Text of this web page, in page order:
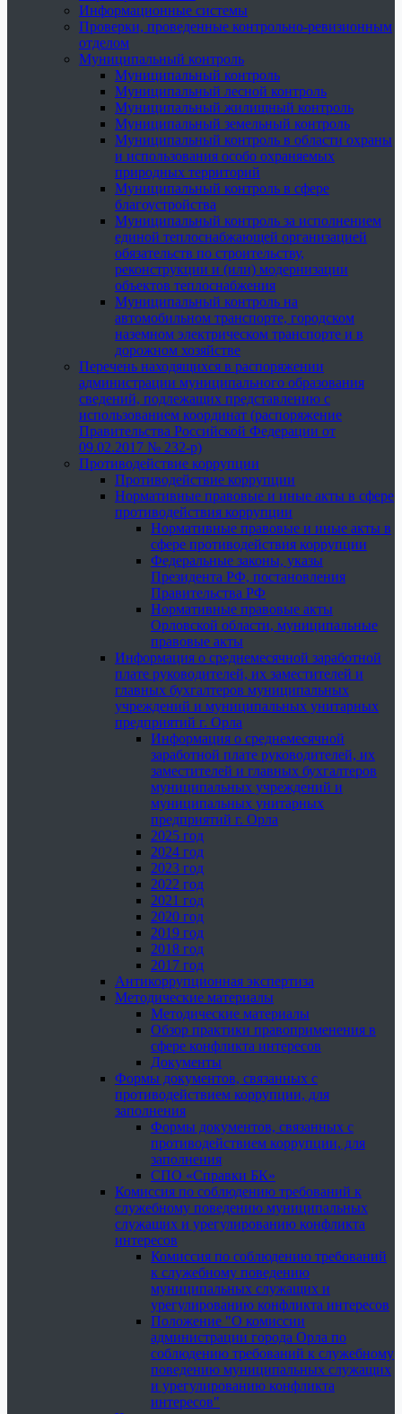
Информационные системы
Проверки, проведенные контрольно-ревизионным
отделом
Муниципальный контроль
Муниципальный контроль
Муниципальный лесной контроль
Муниципальный жилищный контроль
Муниципальный земельный контроль
Муниципальный контроль в области охраны
и использования особо охраняемых
природных территорий
Муниципальный контроль в сфере
благоустройства
Муниципальный контроль за исполнением
единой теплоснабжающей организацией
обязательств по строительству,
реконструкции и (или) модернизации
объектов теплоснабжения
Муниципальный контроль на
автомобильном транспорте, городском
наземном электрическом транспорте и в
дорожном хозяйстве
Перечень находящихся в распоряжении
администрации муниципального образования
сведений, подлежащих представлению с
использованием координат (распоряжение
Правительства Российской Федерации от
09.02.2017 № 232-р)
Противодействие коррупции
Противодействие коррупции
Нормативные правовые и иные акты в сфере
противодействия коррупции
Нормативные правовые и иные акты в
сфере противодействия коррупции
Федеральные законы, указы
Президента РФ, постановления
Правительства РФ
Нормативные правовые акты
Орловской области, муниципальные
правовые акты
Информация о среднемесячной заработной
плате руководителей, их заместителей и
главных бухгалтеров муниципальных
учреждений и муниципальных унитарных
предприятий г. Орла
Информация о среднемесячной
заработной плате руководителей, их
заместителей и главных бухгалтеров
муниципальных учреждений и
муниципальных унитарных
предприятий г. Орла
2025 год
2024 год
2023 год
2022 год
2021 год
2020 год
2019 год
2018 год
2017 год
Антикоррупционная экспертиза
Методические материалы
Методические материалы
Обзор практики правоприменения в
сфере конфликта интересов
Документы
Формы документов, связанных с
противодействием коррупции, для
заполнения
Формы документов, связанных с
противодействием коррупции, для
заполнения
СПО «Справки БК»
Комиссия по соблюдению требований к
служебному поведению муниципальных
служащих и урегулированию конфликта
интересов
Комиссия по соблюдению требований
к служебному поведению
муниципальных служащих и
урегулированию конфликта интересов
Положение "О комиссии
администрации города Орла по
соблюдению требований к служебному
поведению муниципальных служащих
и урегулированию конфликта
интересов"